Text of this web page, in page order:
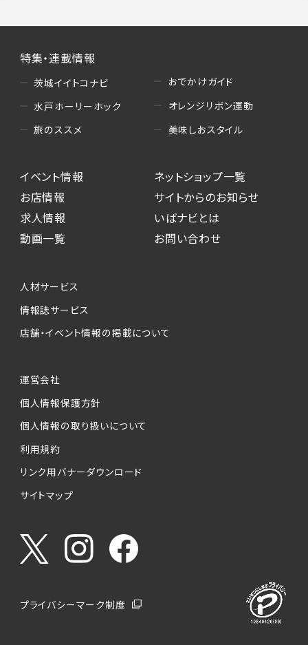
特集・連載情報
茨城イイトコナビ
水戸ホーリーホック
旅のススメ
おでかけガイド
オレンジリボン運動
美味しおスタイル
イベント情報
お店情報
求人情報
動画一覧
ネットショップ一覧
サイトからのお知らせ
いばナビとは
お問い合わせ
人材サービス
情報誌サービス
店舗・イベント情報の掲載について
運営会社
個人情報保護方針
個人情報の取り扱いについて
利用規約
リンク用バナーダウンロード
サイトマップ
プライバシーマーク制度